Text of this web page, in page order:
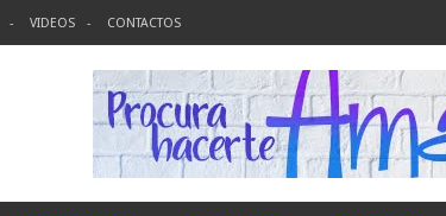
VIDEOS CONTACTOS